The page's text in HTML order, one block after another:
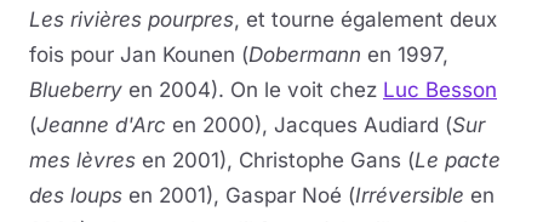
Les rivières pourpres, et tourne également deux
fois pour Jan Kounen (Dobermann en 1997,
Blueberry en 2004). On le voit chez Luc Besson
(Jeanne d'Arc en 2000), Jacques Audiard (Sur
mes lèvres en 2001), Christophe Gans (Le pacte
des loups en 2001), Gaspar Noé (Irréversible en